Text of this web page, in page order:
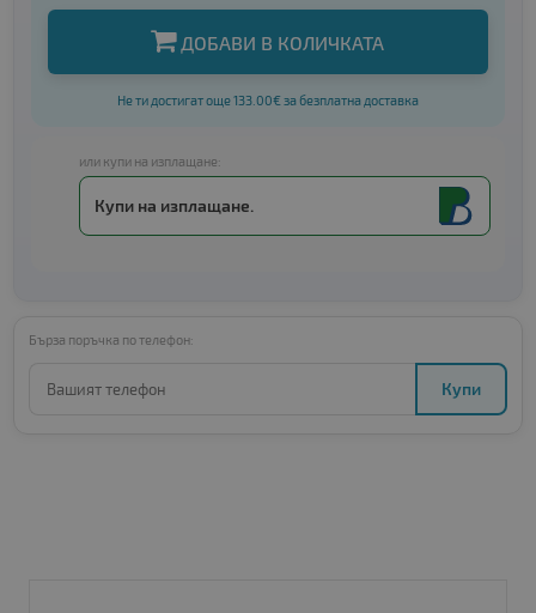
ДОБАВИ В КОЛИЧКАТА
Не ти достигат още 133.00€ за безплатна доставка
или купи на изплащане:
Купи на изплащане.
Бърза поръчка по телефон:
Купи